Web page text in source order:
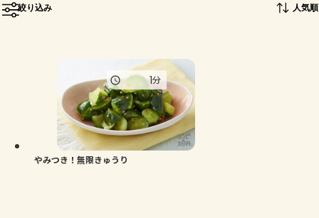
トーク
よくあるお問い合わせ
お買い物
絞り込み 人気順
やみつき！無限きゅうり
1分